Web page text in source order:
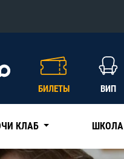
БИЛЕТЫ ВИП
КЛАБ ШКОЛА